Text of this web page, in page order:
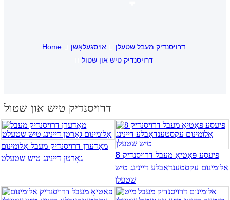
Монгол
Pilipino
français
Af Soomaali
Home אױסגעלאָשן
דרויסנדיק מעבל שטעלן
דרויסנדיק טיש און שטול
דרויסנדיק טיש און שטול
מאָדערן דרויסנדיק מעבל אַלומינום
גאָרטן דיינינג טיש שטעלט
8 פּיעסע פּאַטיאָ מעבל דרויסנדיק
אַלומינום עקסטענדאַבלע דיינינג טיש
שטעלן